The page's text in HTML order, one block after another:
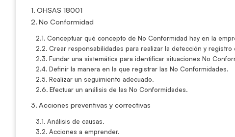
OHSAS 18001
No Conformidad
Conceptuar qué concepto de No Conformidad hay en la
Crear responsabilidades para realizar la detección y registro
Fundar una sistemática para identificar situaciones No
Definir la manera en la que registrar las No Conformidades.
Realizar un seguimiento adecuado.
Efectuar un análisis de las No Conformidades.
Acciones preventivas y correctivas
Análisis de causas.
Acciones a emprender.